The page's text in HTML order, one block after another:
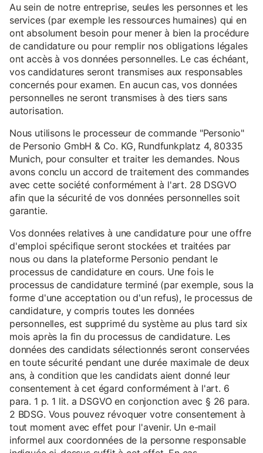
Au sein de notre entreprise, seules les personnes et les
services (par exemple les ressources humaines) qui en
ont absolument besoin pour mener à bien la procédure
de candidature ou pour remplir nos obligations légales
ont accès à vos données personnelles. Le cas échéant,
vos candidatures seront transmises aux responsables
concernés pour examen. En aucun cas, vos données
personnelles ne seront transmises à des tiers sans
autorisation.
Nous utilisons le processeur de commande "Personio"
de Personio GmbH & Co. KG, Rundfunkplatz 4, 80335
Munich, pour consulter et traiter les demandes. Nous
avons conclu un accord de traitement des commandes
avec cette société conformément à l'art. 28 DSGVO
afin que la sécurité de vos données personnelles soit
garantie.
Vos données relatives à une candidature pour une offre
d'emploi spécifique seront stockées et traitées par
nous ou dans la plateforme Personio pendant le
processus de candidature en cours. Une fois le
processus de candidature terminé (par exemple, sous la
forme d'une acceptation ou d'un refus), le processus de
candidature, y compris toutes les données
personnelles, est supprimé du système au plus tard six
mois après la fin du processus de candidature. Les
données des candidats sélectionnés seront conservées
en toute sécurité pendant une durée maximale de deux
ans, à condition que les candidats aient donné leur
consentement à cet égard conformément à l'art. 6
para. 1 p. 1 lit. a DSGVO en conjonction avec § 26 para.
2 BDSG. Vous pouvez révoquer votre consentement à
tout moment avec effet pour l'avenir. Un e-mail
informel aux coordonnées de la personne responsable